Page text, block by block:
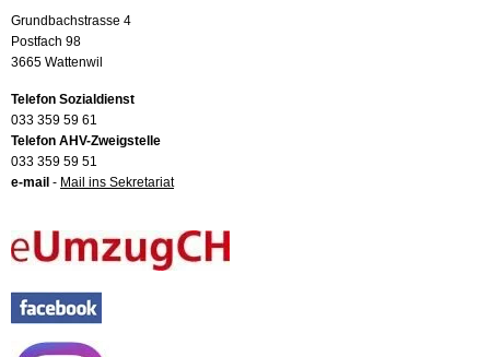
Grundbachstrasse 4
Postfach 98
3665 Wattenwil
Telefon Sozialdienst
033 359 59 61
Telefon AHV-Zweigstelle
033 359 59 51
e-mail - Mail ins Sekretariat